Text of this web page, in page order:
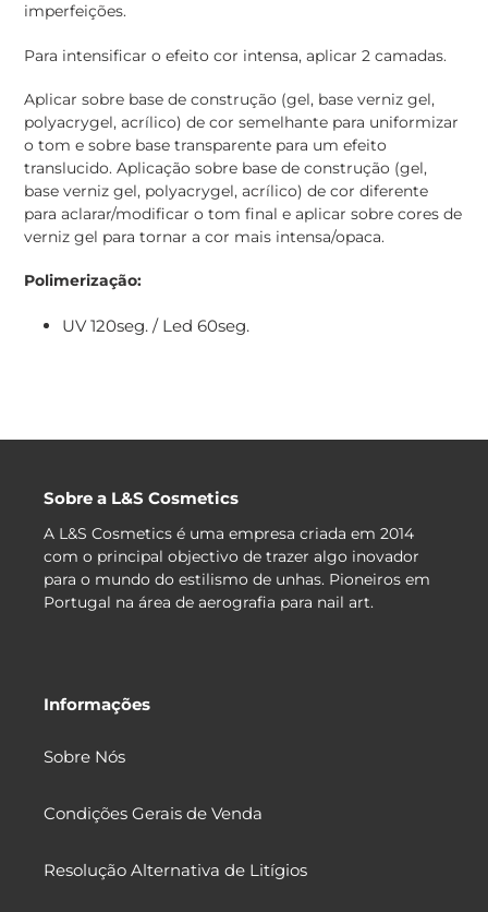
imperfeições.
Para intensificar o efeito cor intensa, aplicar 2 camadas.
Aplicar sobre base de construção (gel, base verniz gel,
polyacrygel, acrílico) de cor semelhante para uniformizar
o tom e sobre base transparente para um efeito
translucido. Aplicação sobre base de construção (gel,
base verniz gel, polyacrygel, acrílico) de cor diferente
para aclarar/modificar o tom final e aplicar sobre cores de
verniz gel para tornar a cor mais intensa/opaca.
Polimerização:
UV 120seg. / Led 60seg.
Sobre a L&S Cosmetics
A L&S Cosmetics é uma empresa criada em 2014
com o principal objectivo de trazer algo inovador
para o mundo do estilismo de unhas. Pioneiros em
Portugal na área de aerografia para nail art.
Informações
Sobre Nós
Condições Gerais de Venda
Resolução Alternativa de Litígios